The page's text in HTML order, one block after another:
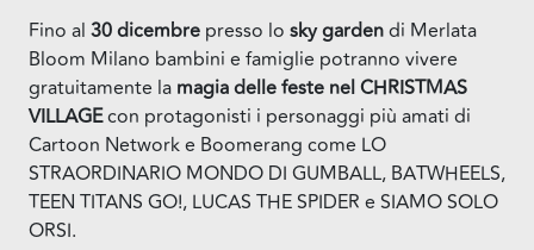
Fino al 30 dicembre presso lo sky gardendi Merlata
Bloom Milano bambini e famiglie potranno vivere
gratuitamente la magia delle feste nel CHRISTMAS
VILLAGEcon protagonisti i personaggi più amati di
Cartoon Network e Boomerang come LO
STRAORDINARIO MONDO DI GUMBALL, BATWHEELS,
TEEN TITANS GO!, LUCAS THE SPIDER e SIAMO SOLO
ORSI.